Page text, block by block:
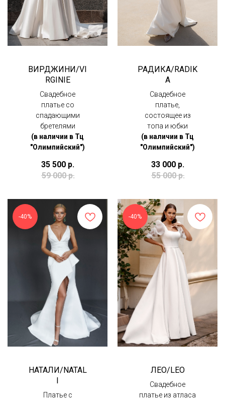
ВИРДЖИНИ/VI
RGINIE
Свадебное
платье со
спадающими
бретелями
(в наличии в Тц
"Олимпийский")
35 500 р.
59 000 р.
РАДИКА/RADIK
A
Свадебное
платье,
состоящее из
топа и юбки
(в наличии в Тц
"Олимпийский")
33 000 р.
55 000 р.
-40%
НАТАЛИ/NATAL
Платье с
-40%
ЛЕО/LEO
Свадебное
платье из атласа